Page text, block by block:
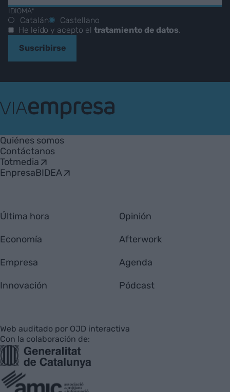
IDIOMA*
Catalán
Castellano
He leído y acepto el tratamiento de datos.
Suscribirse
Empresa
Quiénes somos
Contáctanos
Totmedia
EnpresaBIDEA
Última hora
Economía
Empresa
Innovación
Opinión
Afterwork
Agenda
Pódcast
Web auditado por OJD interactiva
Con la colaboración de: